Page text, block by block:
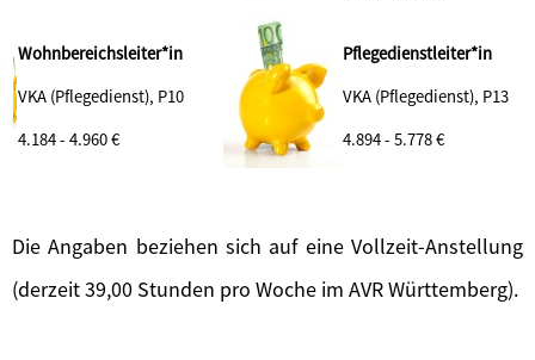
Wohnbereichsleiter*in
VKA (Pflegedienst), P10
4.184 - 4.960 €
Pflegedienstleiter*in
VKA (Pflegedienst), P13
4.894 - 5.778 €
Die Angaben beziehen sich auf eine Vollzeit-Anstellung
(derzeit 39,00 Stunden pro Woche im AVR Württemberg).